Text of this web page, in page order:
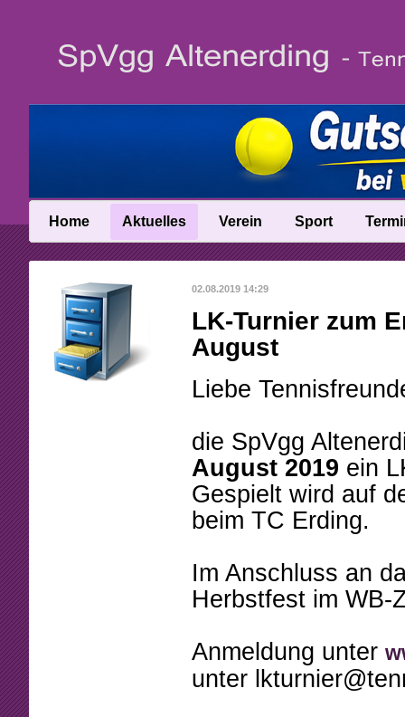
Home Aktuelles
News
News-Archiv
Verein
Vereinsinfo
Vereinschronik
Anfahrt
Mitgliedschaft
Arbeitsstunden
Formulare
Sport
Trainer
Talentinos
Tennistreff
Spielerbörse
Turniere
02.08.2019 14:29
LK-Turnier zum
August
Liebe
die SpVgg
August 2019 ein
Gespielt wird auf
beim TC Erding.
Im Anschluss an
Herbstfest im WB-
Anmeldung unter
unter